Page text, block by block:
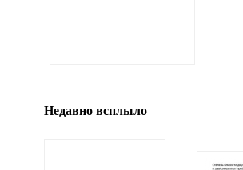
Недавно всплыло